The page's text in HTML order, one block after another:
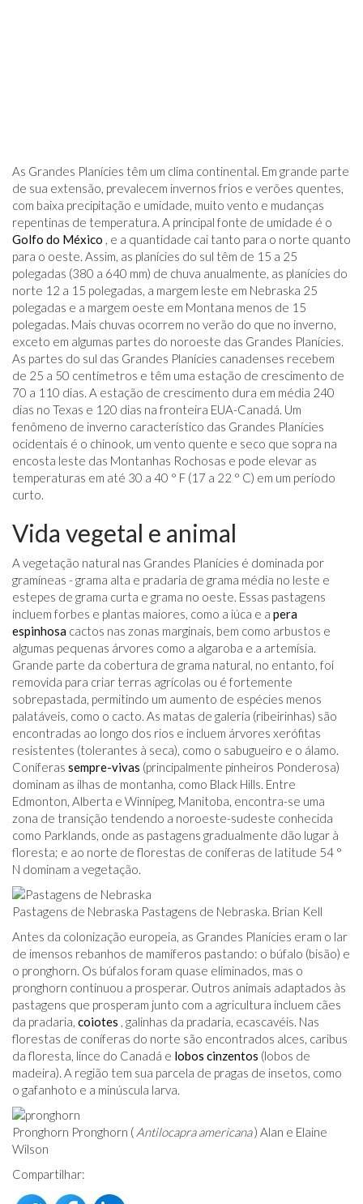
As Grandes Planícies têm um clima continental. Em grande parte
de sua extensão, prevalecem invernos frios e verões quentes,
com baixa precipitação e umidade, muito vento e mudanças
repentinas de temperatura. A principal fonte de umidade é o
Golfo do México , e a quantidade cai tanto para o norte quanto
para o oeste. Assim, as planícies do sul têm de 15 a 25
polegadas (380 a 640 mm) de chuva anualmente, as planícies do
norte 12 a 15 polegadas, a margem leste em Nebraska 25
polegadas e a margem oeste em Montana menos de 15
polegadas. Mais chuvas ocorrem no verão do que no inverno,
exceto em algumas partes do noroeste das Grandes Planícies.
As partes do sul das Grandes Planícies canadenses recebem
de 25 a 50 centímetros e têm uma estação de crescimento de
70 a 110 dias. A estação de crescimento dura em média 240
dias no Texas e 120 dias na fronteira EUA-Canadá. Um
fenômeno de inverno característico das Grandes Planícies
ocidentais é o chinook, um vento quente e seco que sopra na
encosta leste das Montanhas Rochosas e pode elevar as
temperaturas em até 30 a 40 ° F (17 a 22 ° C) em um período
curto.
Vida vegetal e animal
A vegetação natural nas Grandes Planícies é dominada por
gramíneas - grama alta e pradaria de grama média no leste e
estepes de grama curta e grama no oeste. Essas pastagens
incluem forbes e plantas maiores, como a iúca e a pera
espinhosa cactos nas zonas marginais, bem como arbustos e
algumas pequenas árvores como a algaroba e a artemísia.
Grande parte da cobertura de grama natural, no entanto, foi
removida para criar terras agrícolas ou é fortemente
sobrepastada, permitindo um aumento de espécies menos
palatáveis, como o cacto. As matas de galeria (ribeirinhas) são
encontradas ao longo dos rios e incluem árvores xerófitas
resistentes (tolerantes à seca), como o sabugueiro e o álamo.
Coníferas sempre-vivas (principalmente pinheiros Ponderosa)
dominam as ilhas de montanha, como Black Hills. Entre
Edmonton, Alberta e Winnipeg, Manitoba, encontra-se uma
zona de transição tendendo a noroeste-sudeste conhecida
como Parklands, onde as pastagens gradualmente dão lugar à
floresta; e ao norte de florestas de coníferas de latitude 54 °
N dominam a vegetação.
Pastagens de Nebraska Pastagens de Nebraska. Brian Kell
Antes da colonização europeia, as Grandes Planícies eram o lar
de imensos rebanhos de mamíferos pastando: o búfalo (bisão) e
o pronghorn. Os búfalos foram quase eliminados, mas o
pronghorn continuou a prosperar. Outros animais adaptados às
pastagens que prosperam junto com a agricultura incluem cães
da pradaria, coiotes , galinhas da pradaria, ecascavéis. Nas
florestas de coníferas do norte são encontrados alces, caribus
da floresta, lince do Canadá e lobos cinzentos (lobos de
madeira). A região tem sua parcela de pragas de insetos, como
o gafanhoto e a minúscula larva.
Pronghorn Pronghorn ( Antilocapra americana) Alan e Elaine
Wilson
Compartilhar: